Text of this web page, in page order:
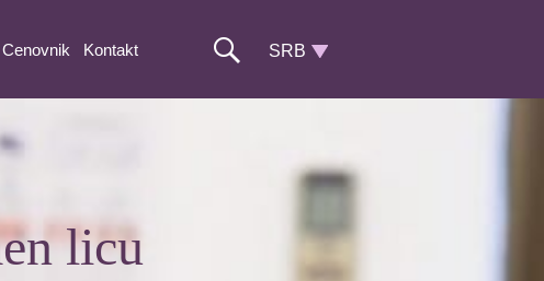
Cenovnik Kontakt
licu